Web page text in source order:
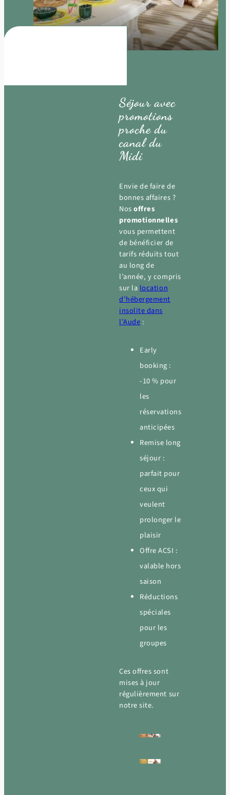
Séjour avec
promotions
proche du
canal du
Midi
Envie de faire de
bonnes affaires ?
Nosoffres
promotionnelles
vous permettent
de bénéficier de
tarifs réduits tout
au long de
l’année, y compris
sur la location
d’hébergement
insolite dans
l’Aude :
Early
booking :
-10 % pour
les
réservations
anticipées
Remise long
séjour :
parfait pour
ceux qui
veulent
prolonger le
plaisir
Offre ACSI :
valable hors
saison
Réductions
spéciales
pour les
groupes
Ces offres sont
mises à jour
régulièrement sur
notre site.